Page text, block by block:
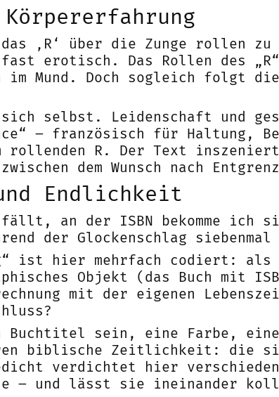
‚R‘ über die Zunge rollen
erotisch. Das Rollen des
im Mund. Doch sogleich folgt
selbst. Leidenschaft und
– französisch für Haltung,
rollenden R. Der Text
dem Wunsch nach
Endlichkeit
fällt, an der ISBN bekomme ich
der Glockenschlag
ist hier mehrfach codiert: als
Objekt (das Buch mit
mit der eigenen
Buchtitel sein, eine Farbe,
biblische Zeitlichkeit: die
verdichtet hier
und lässt sie ineinander